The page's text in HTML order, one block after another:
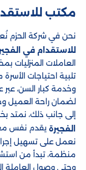
مكتب
نحن في شركة الحزم
للاستقدام في
العاملات المنزليات
تلبية احتياجات
وخدمة كبار السن، عبر
لضمان راحة العميل
إلى جانب ذلك، نمتد
الفجيرة يقدم نفس
نعمل على تسهيل
منظمة، تبدأ من
وحتى وصول العاملة